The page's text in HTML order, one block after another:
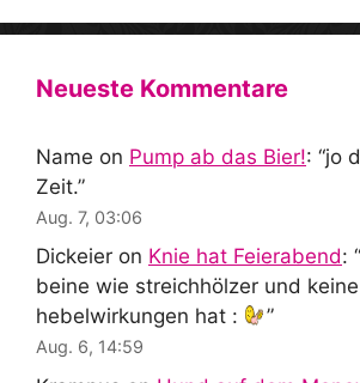
Neueste Kommentare
Name on Pump ab das Bier!: “jo
Zeit.”
Aug. 7, 03:06
Dickeier on Knie hat Feierabend: “
beine wie streichhölzer und
hebelwirkungen hat :
”
Aug. 6, 14:59